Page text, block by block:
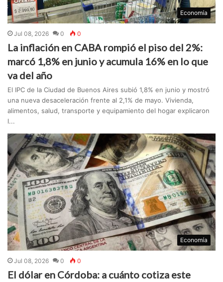
Economía
Jul 08, 2026 0 0
La inflación en CABA rompió el piso del 2%:
marcó 1,8% en junio y acumula 16% en lo que
va del año
El IPC de la Ciudad de Buenos Aires subió 1,8% en junio y mostró
una nueva desaceleración frente al 2,1% de mayo. Vivienda,
alimentos, salud, transporte y equipamiento del hogar explicaron
l...
Economía
Jul 08, 2026 0 0
El dólar en Córdoba: a cuánto cotiza este